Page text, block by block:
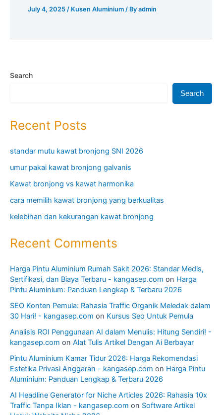
July 4, 2025/ Kusen Aluminium / Byadmin
Search
Search
Recent Posts
standar mutu kawat bronjong SNI 2026
umur pakai kawat bronjong galvanis
Kawat bronjong vs kawat harmonika
cara memilih kawat bronjong yang berkualitas
kelebihan dan kekurangan kawat bronjong
Recent Comments
Harga Pintu Aluminium Rumah Sakit 2026: Standar Medis,
Sertifikasi, dan Biaya Terbaru - kangasep.com on Harga
Pintu Aluminium: Panduan Lengkap & Terbaru 2026
SEO Konten Pemula: Rahasia Traffic Organik Meledak dalam
30 Hari! - kangasep.com on Kursus Seo Untuk Pemula
Analisis ROI Penggunaan AI dalam Menulis: Hitung Sendiri! -
kangasep.com on Alat Tulis Artikel Dengan Ai Berbayar
Pintu Aluminium Kamar Tidur 2026: Harga Rekomendasi
Estetika Privasi Anggaran - kangasep.com on Harga Pintu
Aluminium: Panduan Lengkap & Terbaru 2026
AI Headline Generator for Niche Articles 2026: Rahasia 10x
Traffic Tanpa Iklan - kangasep.com on Software Artikel